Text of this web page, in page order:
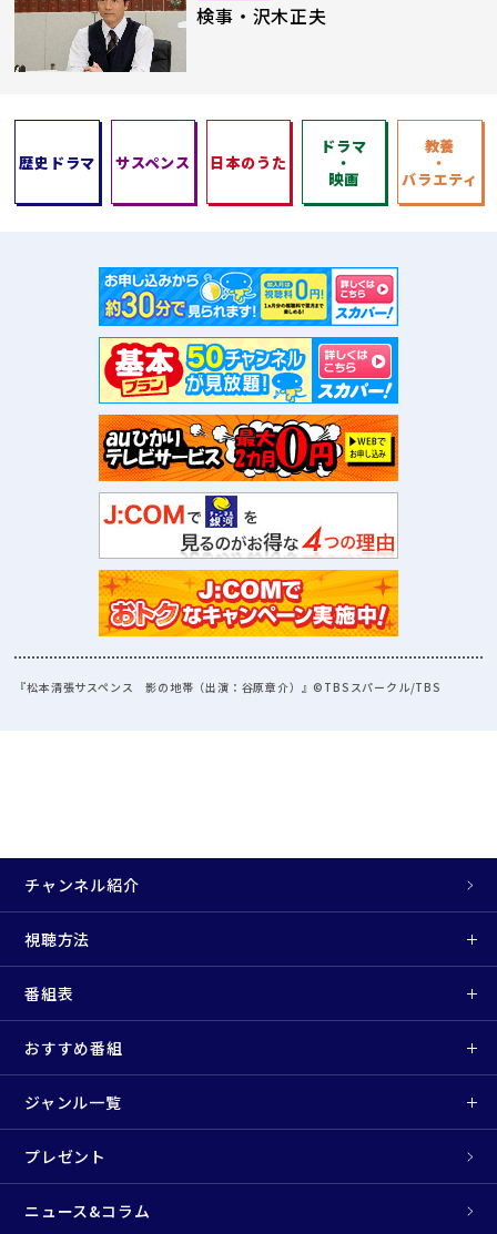
検事・沢木正夫
歴史ドラマ サスペンス 日本のうた
ドラマ
・
映画
教養
・
バラエティ
『松本清張サスペンス 影の地帯（出演：谷原章介）』©TBSスパークル/TBS
チャンネル紹介
視聴方法
番組表
おすすめ番組
ジャンル一覧
プレゼント
ニュース&コラム